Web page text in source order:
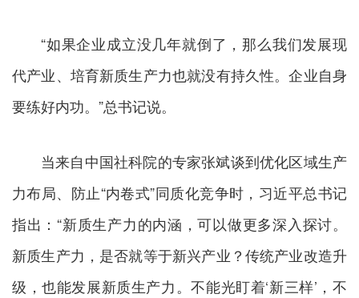
“如果企业成立没几年就倒了，那么我们发展现
代产业、培育新质生产力也就没有持久性。企业自身
要练好内功。”总书记说。
当来自中国社科院的专家张斌谈到优化区域生产
力布局、防止“内卷式”同质化竞争时，习近平总书记
指出：“新质生产力的内涵，可以做更多深入探讨。
新质生产力，是否就等于新兴产业？传统产业改造升
级，也能发展新质生产力。不能光盯着‘新三样’，不